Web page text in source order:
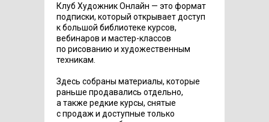
Клуб Художник Онлайн — это формат
подписки, который открывает доступ
к большой библиотеке курсов,
вебинаров и мастер-классов
по рисованию и художественным
техникам.
Здесь собраны материалы, которые
раньше продавались отдельно,
а также редкие курсы, снятые
с продаж и доступные только